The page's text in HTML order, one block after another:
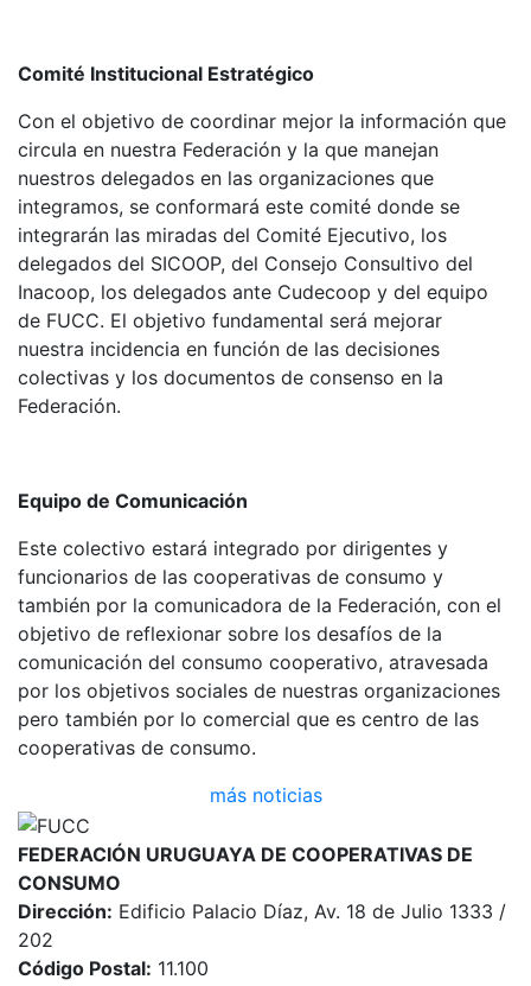
Comité Institucional Estratégico
Con el objetivo de coordinar mejor la información que
circula en nuestra Federación y la que manejan
nuestros delegados en las organizaciones que
integramos, se conformará este comité donde se
integrarán las miradas del Comité Ejecutivo, los
delegados del SICOOP, del Consejo Consultivo del
Inacoop, los delegados ante Cudecoop y del equipo
de FUCC. El objetivo fundamental será mejorar
nuestra incidencia en función de las decisiones
colectivas y los documentos de consenso en la
Federación.
Equipo de Comunicación
Este colectivo estará integrado por dirigentes y
funcionarios de las cooperativas de consumo y
también por la comunicadora de la Federación, con el
objetivo de reflexionar sobre los desafíos de la
comunicación del consumo cooperativo, atravesada
por los objetivos sociales de nuestras organizaciones
pero también por lo comercial que es centro de las
cooperativas de consumo.
más noticias
FEDERACIÓN URUGUAYA DE COOPERATIVAS DE
CONSUMO
Dirección: Edificio Palacio Díaz, Av. 18 de Julio 1333 /
202
Código Postal: 11.100